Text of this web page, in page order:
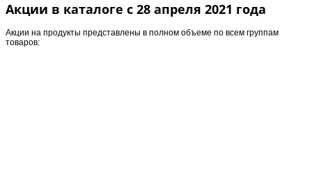
Акции в каталоге с 28 апреля 2021 года
Акции на продукты представлены в полном объеме по всем группам
товаров: